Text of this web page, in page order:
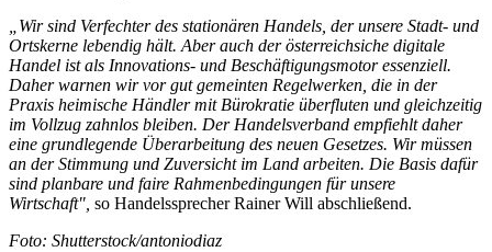
„Wir sind Verfechter des stationären Handels, der unsere Stadt- und
Ortskerne lebendig hält. Aber auch der österreichsiche digitale
Handel ist als Innovations- und Beschäftigungsmotor essenziell.
Daher warnen wir vor gut gemeinten Regelwerken, die in der
Praxis heimische Händler mit Bürokratie überfluten und gleichzeitig
im Vollzug zahnlos bleiben. Der Handelsverband empfiehlt daher
eine grundlegende Überarbeitung des neuen Gesetzes. Wir müssen
an der Stimmung und Zuversicht im Land arbeiten. Die Basis dafür
sind planbare und faire Rahmenbedingungen für unsere
Wirtschaft", so Handelssprecher Rainer Will abschließend.
Foto: Shutterstock/antoniodiaz